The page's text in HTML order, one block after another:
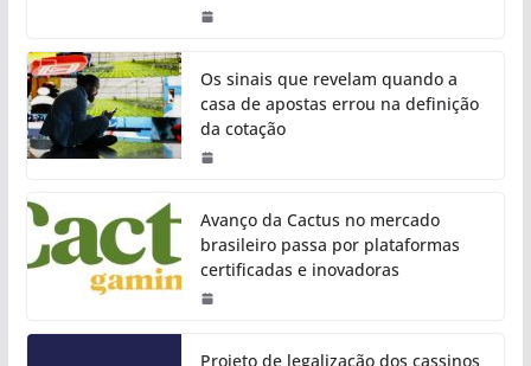
Os sinais que revelam quando a
casa de apostas errou na definição
da cotação
Avanço da Cactus no mercado
brasileiro passa por plataformas
certificadas e inovadoras
Projeto de legalização dos cassinos